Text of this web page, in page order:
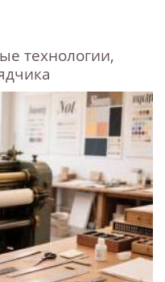
технологии,